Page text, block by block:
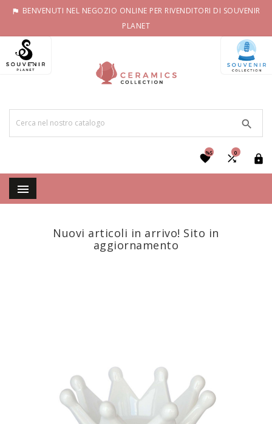

BENVENUTI NEL NEGOZIO ONLINE PER RIVENDITORI DI SOUVENIR
PLANET



0

%S

Nuovi articoli in arrivo! Sito in
aggiornamento